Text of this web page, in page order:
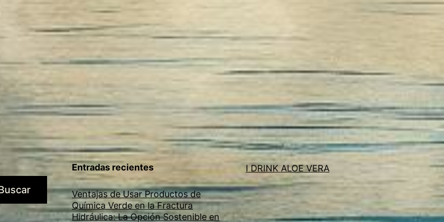
Entradas recientes
Ventajas de Usar Productos de
Química Verde en la Fractura
Hidráulica: La Opción Sostenible en
I DRINK ALOE VERA